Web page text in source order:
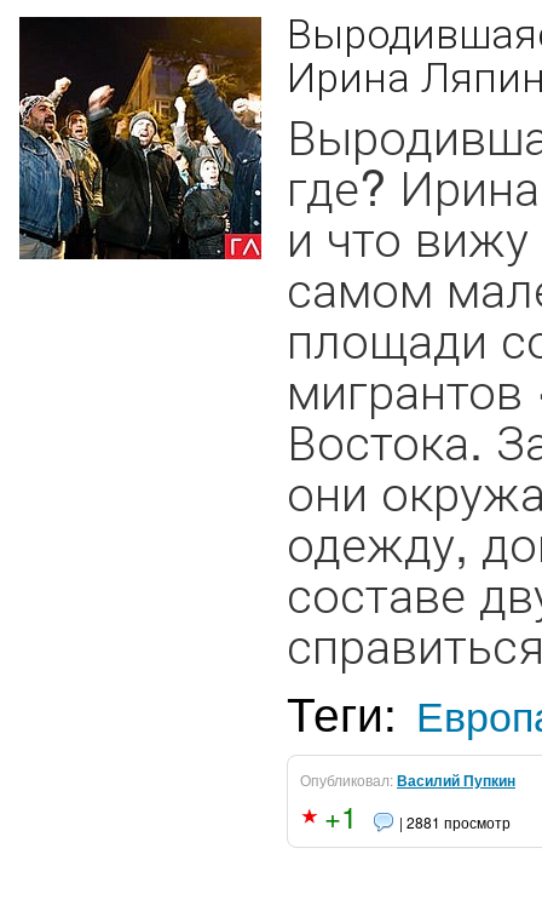
Ирина
где?
и что
самом
площади
Востока.
они
одежду,
составе
Теги:
Опубликовал:Василий Пупкин
+1 | 2881 просмотр